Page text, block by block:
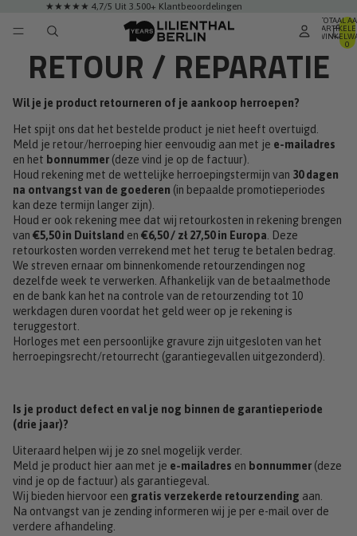
★★★★★ 4,7/5 Uit 3.500+ Klantbeoordelingen
TOTAAL
0
RETOUR / REPARATIE
Wil je je product retourneren of je aankoop herroepen?
Het spijt ons dat het bestelde product je niet heeft overtuigd.
Meld je retour/herroeping hier eenvoudig aan met je e-mailadres
en het bonnummer (deze vind je op de factuur).
Houd rekening met de wettelijke herroepingstermijn van 30 dagen
na ontvangst van de goederen (in bepaalde promotieperiodes
kan deze termijn langer zijn).
Houd er ook rekening mee dat wij retourkosten in rekening brengen
van €5,50 in Duitsland en €6,50 / zł 27,50 in Europa . Deze
retourkosten worden verrekend met het terug te betalen bedrag.
We streven ernaar om binnenkomende retourzendingen nog
dezelfde week te verwerken. Afhankelijk van de betaalmethode
en de bank kan het na controle van de retourzending tot 10
werkdagen duren voordat het geld weer op je rekening is
teruggestort.
Horloges met een persoonlijke gravure zijn uitgesloten van het
herroepingsrecht/retourrecht (garantiegevallen uitgezonderd).
Is je product defect en val je nog binnen de garantieperiode
(drie jaar)?
Uiteraard helpen wij je zo snel mogelijk verder.
Meld je product hier aan met je e-mailadres en bonnummer (deze
vind je op de factuur) als garantiegeval.
Wij bieden hiervoor een gratis verzekerde retourzending aan.
Na ontvangst van je zending informeren wij je per e-mail over de
verdere afhandeling.